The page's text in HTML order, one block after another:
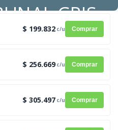
GRIS
$ 199.832 c/u Comprar
$ 256.669 c/u Comprar
$ 305.497 c/u Comprar